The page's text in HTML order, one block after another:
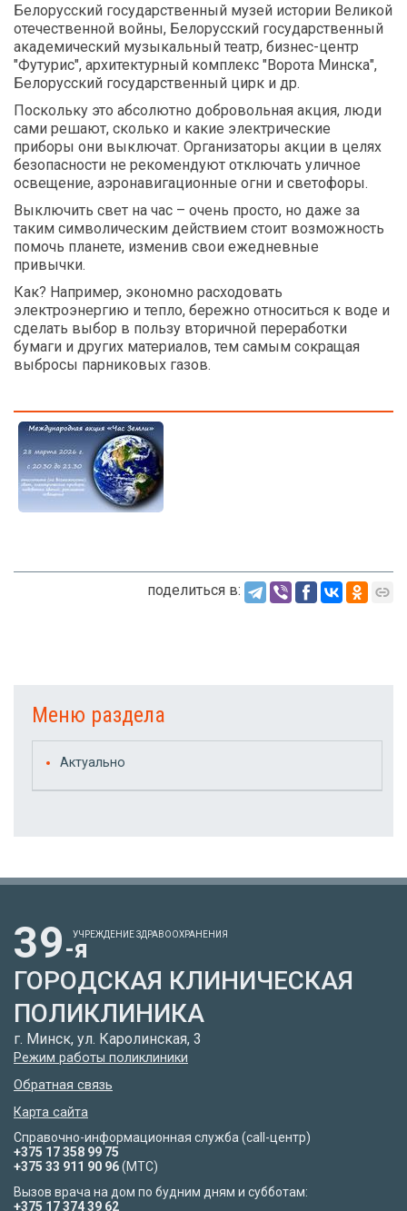
Белорусский государственный музей истории Великой
отечественной войны, Белорусский государственный
академический музыкальный театр, бизнес-центр
"Футурис", архитектурный комплекс "Ворота Минска",
Белорусский государственный цирк и др.
Поскольку это абсолютно добровольная акция, люди
сами решают, сколько и какие электрические
приборы они выключат. Организаторы акции в целях
безопасности не рекомендуют отключать уличное
освещение, аэронавигационные огни и светофоры.
Выключить свет на час – очень просто, но даже за
таким символическим действием стоит возможность
помочь планете, изменив свои ежедневные
привычки.
Как? Например, экономно расходовать
электроэнергию и тепло, бережно относиться к воде и
сделать выбор в пользу вторичной переработки
бумаги и других материалов, тем самым сокращая
выбросы парниковых газов.
поделиться в:
Меню раздела
Актуально
39-я
УЧРЕЖДЕНИЕ ЗДРАВООХРАНЕНИЯ
ГОРОДСКАЯ КЛИНИЧЕСКАЯ
ПОЛИКЛИНИКА
г. Минск, ул. Каролинская, 3
Режим работы поликлиники
Обратная связь
Карта сайта
Справочно-информационная служба (call-центр)
+375 17 358 99 75
+375 33 911 90 96(МТС)
Вызов врача на дом по будним дням и субботам:
+375 17 374 39 62